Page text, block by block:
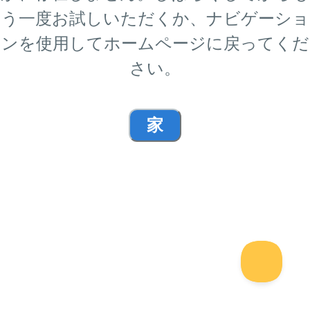
う一度お試しいただくか、ナビゲーショ
ンを使用してホームページに戻ってくだ
さい。
家